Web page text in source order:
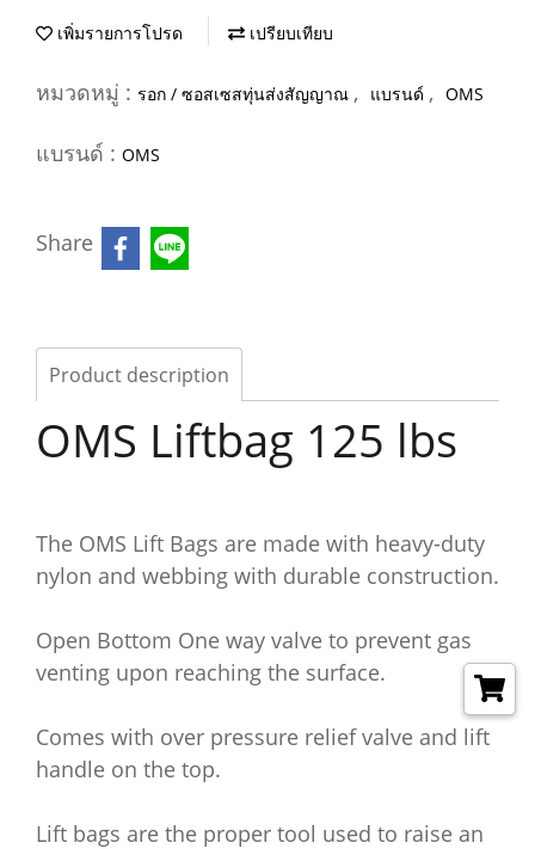
เพิ่มรายการโปรด เปรียบเทียบ
หมวดหมู่ : รอก / ซอสเซสทุ่นส่งสัญญาณ , แบรนด์ , OMS
แบรนด์ : OMS
Share
Product description
OMS Liftbag 125 lbs
The OMS Lift Bags are made with heavy-duty
nylon and webbing with durable construction.
Open Bottom One way valve to prevent gas
venting upon reaching the surface.
Comes with over pressure relief valve and lift
handle on the top.
Lift bags are the proper tool used to raise an